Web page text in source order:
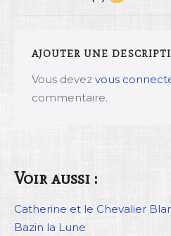
AJOUTER UNE
Vous devez vous
commentaire.
Voir aussi :
Catherine et le Chevalier
Bazin la Lune